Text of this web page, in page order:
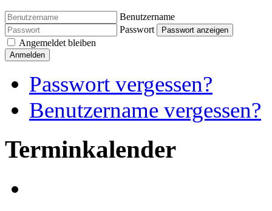
Benutzername
Passwort
Passwort anzeigen
Angemeldet bleiben
Anmelden
Passwort vergessen?
Benutzername vergessen?
Terminkalender